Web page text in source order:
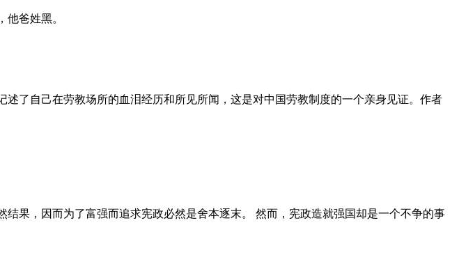
爸姓黑。
了自己在劳教场所的血泪经历和所见所闻，这是对中国劳教制度的一个亲身见证。作者
果，因而为了富强而追求宪政必然是舍本逐末。 然而，宪政造就强国却是一个不争的事